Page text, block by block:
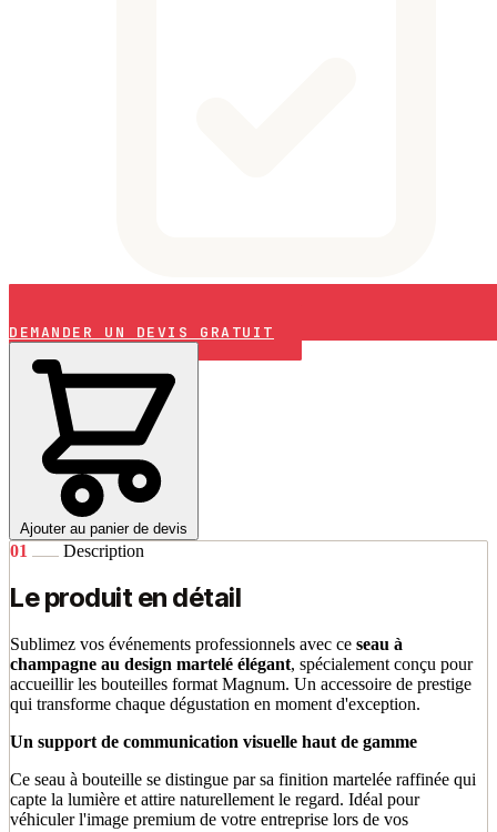
DEMANDER UN DEVIS GRATUIT
Ajouter au panier de devis
01 Description
Le produit en détail
Sublimez vos événements professionnels avec ce seau à
champagne au design martelé élégant, spécialement conçu pour
accueillir les bouteilles format Magnum. Un accessoire de prestige
qui transforme chaque dégustation en moment d'exception.
Un support de communication visuelle haut de gamme
Ce seau à bouteille se distingue par sa finition martelée raffinée qui
capte la lumière et attire naturellement le regard. Idéal pour
véhiculer l'image premium de votre entreprise lors de vos